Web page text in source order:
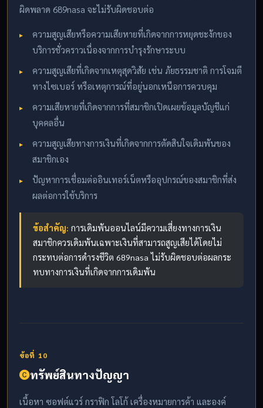
ผิดพลาด 689nasa จะไม่รับผิดชอบต่อ
ความสูญเสียหรือความเสียหายที่เกิดจากการหยุดชะงักของ
บริการชั่วคราวเนื่องจากการบำรุงรักษาระบบ
ความสูญเสียที่เกิดจากเหตุสุดวิสัย เช่น ภัยธรรมชาติ การโจมตี
ทางไซเบอร์ หรือเหตุการณ์ที่อยู่นอกเหนือการควบคุม
ความเสียหายที่เกิดจากการที่สมาชิกเปิดเผยข้อมูลบัญชีแก่
บุคคลอื่น
ความสูญเสียทางการเงินที่เกิดจากการตัดสินใจเดิมพันของ
สมาชิกเอง
ปัญหาการเชื่อมต่ออินเทอร์เน็ตหรืออุปกรณ์ของสมาชิกที่ส่ง
ผลต่อการใช้บริการ
ข้อสำคัญ: การเดิมพันออนไลน์มีความเสี่ยงทางการเงิน
สมาชิกควรเดิมพันเฉพาะเงินที่สามารถสูญเสียได้โดยไม่
กระทบต่อการดำรงชีวิต 689nasa ไม่รับผิดชอบต่อผลกระ
ทบทางการเงินที่เกิดจากการเดิมพัน
ข้อที่ 10
ทรัพย์สินทางปัญญา
เนื้อหา ซอฟต์แวร์ กราฟิก โลโก้ เครื่องหมายการค้า และองค์